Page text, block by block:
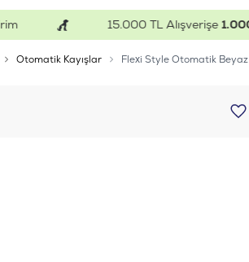
15.000 TL Alışverişe1.000 TL
Otomatik Kayışlar Flexi Style Otomatik